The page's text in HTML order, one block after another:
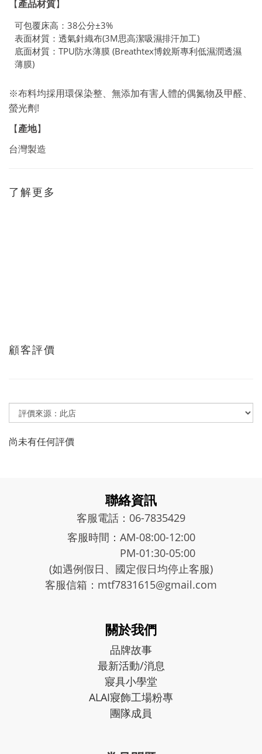
【 產品材質】
可包覆床高：38公分±3%
表面材質：透氣針織布(3M思高潔吸濕排汗加工)
底面材質：TPU防水薄膜 (Breathtex博銳斯專利低濕潤透濕
薄膜)
※布料均採用環保染整、無添加有害人體的偶氮物及甲醛、
螢光劑 !
【 產地】
台灣製造
了解更多
顧客評價
尚未有任何評價
聯絡資訊
客服電話：06-7835429
客服時間：AM-08:00-12:00
PM-01:30-05:00
(如遇例假日、國定假日均停止客服)
客服信箱：mtf7831615@gmail.com
關於我們
品牌故事
最新活動/消息
寢具小學堂
ALAI寢飾工場粉專
團隊成員